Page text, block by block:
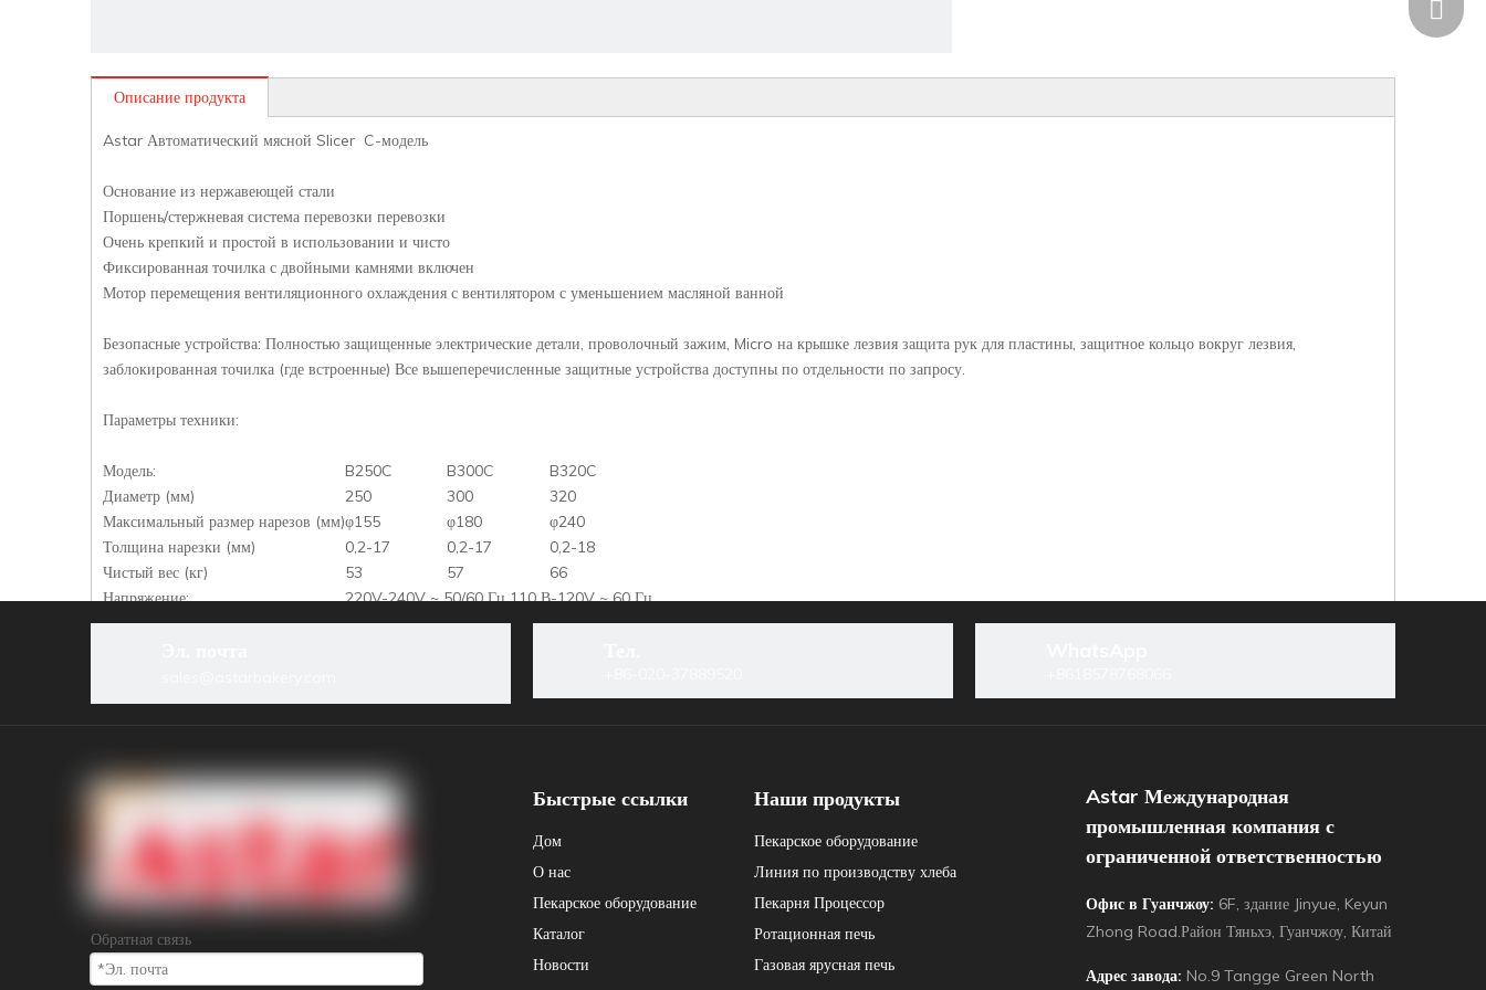
Описание продукта
Astar Автоматический мясной Slicer C-модель
Основание из нержавеющей стали
Поршень/стержневая система перевозки перевозки
Очень крепкий и простой в использовании и чисто
Фиксированная точилка с двойными камнями включен
Мотор перемещения вентиляционного охлаждения с вентилятором с уменьшением масляной ванной
Безопасные устройства: Полностью защищенные электрические детали, проволочный зажим, Micro на крышке лезвия защита рук для пластины, защитное кольцо вокруг лезвия,
заблокированная точилка (где встроенные) Все вышеперечисленные защитные устройства доступны по отдельности по запросу.
Параметры техники:
Модель: B250C B300C
B320C
Диаметр (мм)
250 300
320
Максимальный размер нарезов (мм)φ155 φ180
φ240
Толщина нарезки (мм)
0,2-17 0,2-17
0,2-18
Чистый вес (кг)
53 57
66
Напряжение:
220V-240V ~ 50/60 Гц 110 В-120V ~ 60 Гц
Власть (кВт)
0,24+0,3 0,27+0,53
0,27+0,53
предыдущий:
мясной сласер Автоматический мясной слайлер Электрический мясо Коммерческий мясной слайлер
Полуавтоматический мясо
Высококачественный полуавтоматический Slicer
Кухня и домашнее мясо 250 -мм мясной слайлер
сопутствующие товары
Обратная связь
Быстрые ссылки
Дом
О нас
Пекарское оборудование
Каталог
Новости
Наши продукты
Пекарское оборудование
Линия по производству хлеба
Пекарня Процессор
Ротационная печь
Газовая ярусная печь
Astar Международная
промышленная компания с
ограниченной ответственностью
Офис в Гуанчжоу: 6F, здание Jinyue, Keyun
Zhong Road.Район Тяньхэ, Гуанчжоу, Китай
Адрес завода: No.9 Tangge Green North